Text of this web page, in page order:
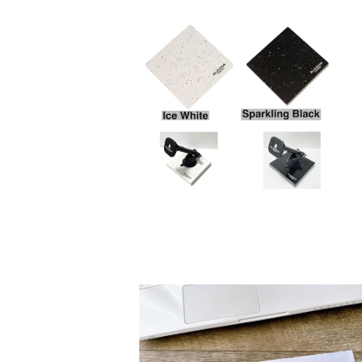
ストーンベース(マグネットホル
ダーサポートベース)/support
base stone
¥6,890